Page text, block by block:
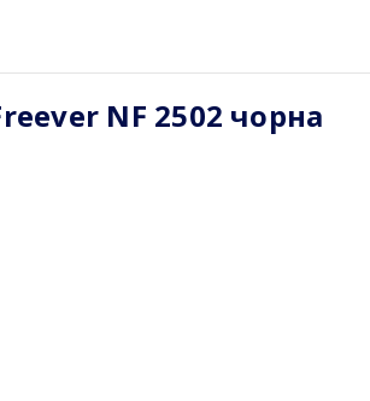
NF 2502 чорна